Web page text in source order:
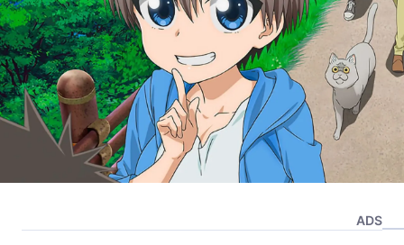
ADS